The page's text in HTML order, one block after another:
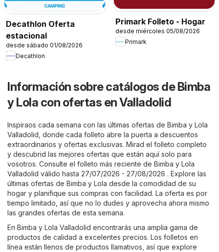
Decathlon Oferta
estacional
desde sábado 01/08/2026
Decathlon
Primark Folleto - Hogar
desde miércoles 05/08/2026
Primark
Información sobre catálogos de Bimba
y Lola con ofertas en Valladolid
Inspiraos cada semana con las últimas ofertas de Bimba y Lola
Valladolid, donde cada folleto abre la puerta a descuentos
extraordinarios y ofertas exclusivas. Mirad el folleto completo
y descubrid las mejores ofertas que están aquí solo para
vosotros. Consulte el folleto más reciente de Bimba y Lola
Valladolid válido hasta 27/07/2026 - 27/08/2026 . Explore las
últimas ofertas de Bimba y Lola desde la comodidad de su
hogar y planifique sus compras con facilidad. La oferta es por
tiempo limitado, así que no lo dudes y aprovecha ahora mismo
las grandes ofertas de esta semana.
En Bimba y Lola Valladolid encontrarás una amplia gama de
productos de calidad a excelentes precios. Los folletos en
línea están llenos de productos llamativos, así que explore